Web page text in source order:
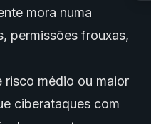
mora numa
permissões frouxas,
médio ou maior
ciberataques com